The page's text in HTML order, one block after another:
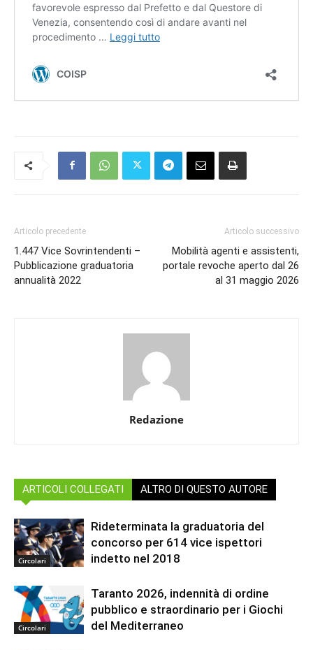
Articolo precedente
1.447 Vice Sovrintendenti –
Pubblicazione graduatoria
annualità 2022
Articolo successivo
Mobilità agenti e assistenti,
portale revoche aperto dal 26
al 31 maggio 2026
Redazione
ARTICOLI COLLEGATI ALTRO DI QUESTO AUTORE
Circolari
Rideterminata la graduatoria del
concorso per 614 vice ispettori
indetto nel 2018
Circolari
Taranto 2026, indennità di ordine
pubblico e straordinario per i Giochi
del Mediterraneo